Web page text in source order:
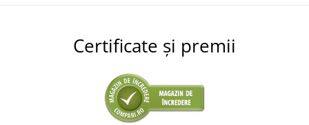
Certificate și premii